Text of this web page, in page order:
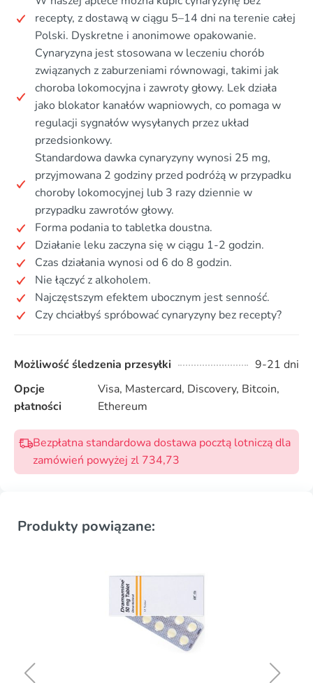
recepty, z dostawą w ciągu 5–14 dni na terenie całej
Polski. Dyskretne i anonimowe opakowanie.
Cynaryzyna jest stosowana w leczeniu chorób
związanych z zaburzeniami równowagi, takimi jak
choroba lokomocyjna i zawroty głowy. Lek działa
jako blokator kanałów wapniowych, co pomaga w
regulacji sygnałów wysyłanych przez układ
przedsionkowy.
Standardowa dawka cynaryzyny wynosi 25 mg,
przyjmowana 2 godziny przed podróżą w przypadku
choroby lokomocyjnej lub 3 razy dziennie w
przypadku zawrotów głowy.
Forma podania to tabletka doustna.
Działanie leku zaczyna się w ciągu 1-2 godzin.
Czas działania wynosi od 6 do 8 godzin.
Nie łączyć z alkoholem.
Najczęstszym efektem ubocznym jest senność.
Czy chciałbyś spróbować cynaryzyny bez recepty?
Możliwość śledzenia przesyłki
9-21 dni
Opcje
płatności
Visa, Mastercard, Discovery, Bitcoin,
Ethereum
Bezpłatna standardowa dostawa pocztą lotniczą dla
zamówień powyżej zl 734,73
Produkty powiązane: